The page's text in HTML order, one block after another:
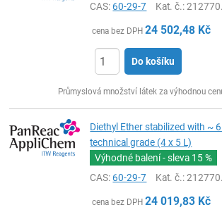
CAS:60-29-7 Kat. č.:
cena bez DPH 24 502,48 Kč
Do košíku
Průmyslová množství látek za výhodnou
Diethyl Ether stabilized with ~
technical grade (4 x 5 L)
Výhodné balení - sleva 15 %
CAS:60-29-7 Kat. č.:
cena bez DPH 24 019,83 Kč